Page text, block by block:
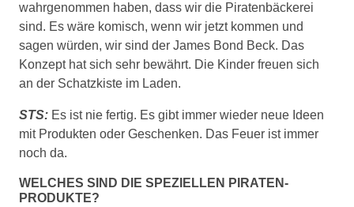
wahrgenommen haben, dass wir die Piratenbäckerei
sind. Es wäre komisch, wenn wir jetzt kommen und
sagen würden, wir sind der James Bond Beck. Das
Konzept hat sich sehr bewährt. Die Kinder freuen sich
an der Schatzkiste im Laden.
STS: Es ist nie fertig. Es gibt immer wieder neue Ideen
mit Produkten oder Geschenken. Das Feuer ist immer
noch da.
WELCHES SIND DIE SPEZIELLEN PIRATEN-
PRODUKTE?